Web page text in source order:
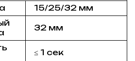
15/25/32 мм
32 мм
≤ 1 сек